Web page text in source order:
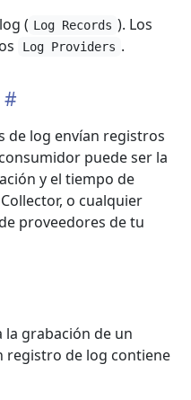
( Log Records ). Los
Log Providers .
de log envían registros
puede ser la
y el tiempo de
o cualquier
proveedores de tu
grabación de un
registro de log contiene